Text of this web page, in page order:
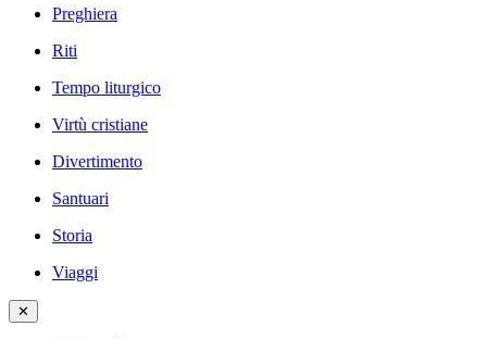
Preghiera
Riti
Tempo liturgico
Virtù cristiane
Divertimento
Santuari
Storia
Viaggi
✕